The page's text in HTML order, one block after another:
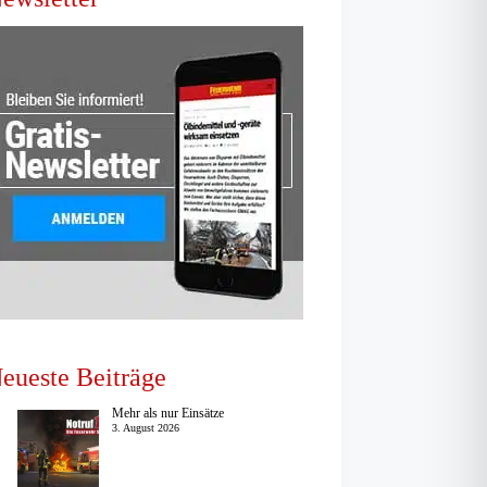
Beiträge
Mehr als nur Einsätze
3. August 2026